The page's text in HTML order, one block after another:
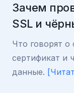
Зачем
SSL и
Что говорят о
сертификат и
данные.